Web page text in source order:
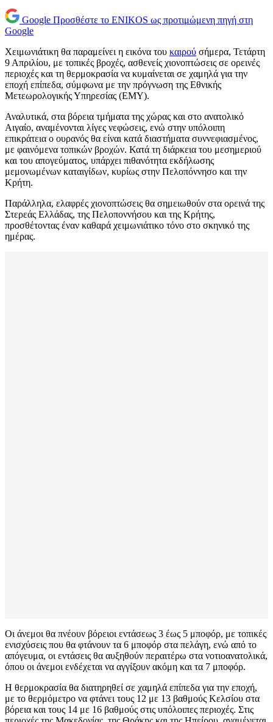
Google Προσθέστε το ENIKOS ως προτιμώμενη πηγή στη
Google
Χειμωνιάτικη θα παραμείνει η εικόνα του καιρού σήμερα, Τετάρτη
9 Απριλίου, με τοπικές βροχές, ασθενείς χιονοπτώσεις σε ορεινές
περιοχές και τη θερμοκρασία να κυμαίνεται σε χαμηλά για την
εποχή επίπεδα, σύμφωνα με την πρόγνωση της Εθνικής
Μετεωρολογικής Υπηρεσίας (ΕΜΥ).
Αναλυτικά, στα βόρεια τμήματα της χώρας και στο ανατολικό
Αιγαίο, αναμένονται λίγες νεφώσεις, ενώ στην υπόλοιπη
επικράτεια ο ουρανός θα είναι κατά διαστήματα συννεφιασμένος,
με φαινόμενα τοπικών βροχών. Κατά τη διάρκεια του μεσημεριού
και του απογεύματος, υπάρχει πιθανότητα εκδήλωσης
μεμονωμένων καταιγίδων, κυρίως στην Πελοπόννησο και την
Κρήτη.
Παράλληλα, ελαφρές χιονοπτώσεις θα σημειωθούν στα ορεινά της
Στερεάς Ελλάδας, της Πελοποννήσου και της Κρήτης,
προσθέτοντας έναν καθαρά χειμωνιάτικο τόνο στο σκηνικό της
ημέρας.
Οι άνεμοι θα πνέουν βόρειοι εντάσεως 3 έως 5 μποφόρ, με τοπικές
ενισχύσεις που θα φτάνουν τα 6 μποφόρ στα πελάγη, ενώ από το
απόγευμα, οι εντάσεις θα αυξηθούν περαιτέρω στα νοτιοανατολικά,
όπου οι άνεμοι ενδέχεται να αγγίξουν ακόμη και τα 7 μποφόρ.
Η θερμοκρασία θα διατηρηθεί σε χαμηλά επίπεδα για την εποχή,
με το θερμόμετρο να φτάνει τους 12 με 13 βαθμούς Κελσίου στα
βόρεια και τους 14 με 16 βαθμούς στις υπόλοιπες περιοχές. Στις